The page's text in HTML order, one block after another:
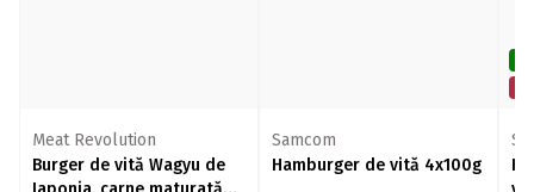
Meat Revolution
Burger de vită Wagyu de
Samcom
Hamburger de vită 4x100g